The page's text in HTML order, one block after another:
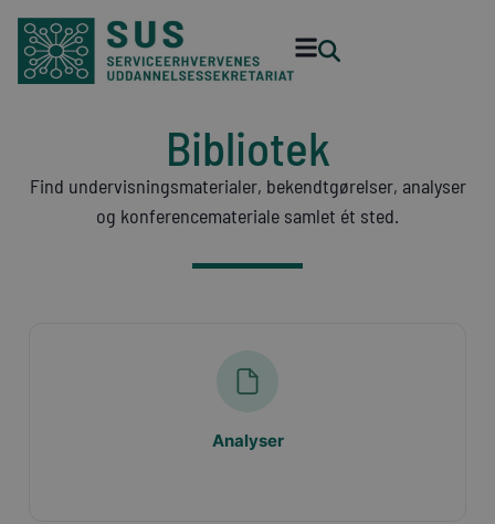
Bibliotek
Find undervisningsmaterialer, bekendtgørelser, analyser
og konferencemateriale samlet ét sted.
Analyser